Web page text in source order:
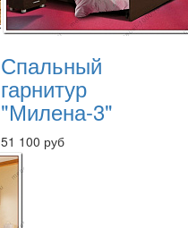
Спальный
гарнитур
"Милена-3"
51 100 руб